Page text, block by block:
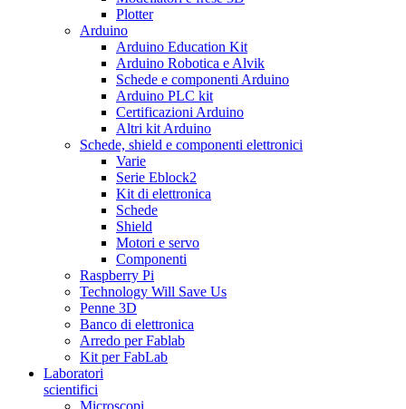
Plotter
Arduino
Arduino Education Kit
Arduino Robotica e Alvik
Schede e componenti Arduino
Arduino PLC kit
Certificazioni Arduino
Altri kit Arduino
Schede, shield e componenti elettronici
Varie
Serie Eblock2
Kit di elettronica
Schede
Shield
Motori e servo
Componenti
Raspberry Pi
Technology Will Save Us
Penne 3D
Banco di elettronica
Arredo per Fablab
Kit per FabLab
Laboratori
scientifici
Microscopi